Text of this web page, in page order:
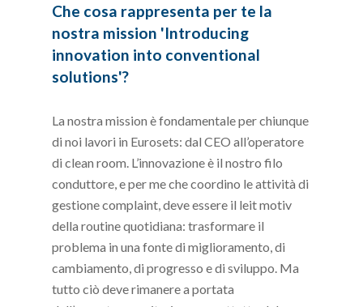
Che cosa rappresenta per te la
nostra mission 'Introducing
innovation into conventional
solutions'?
La nostra mission è fondamentale per chiunque
di noi lavori in Eurosets: dal CEO all’operatore
di clean room. L’innovazione è il nostro filo
conduttore, e per me che coordino le attività di
gestione complaint, deve essere il leit motiv
della routine quotidiana: trasformare il
problema in una fonte di miglioramento, di
cambiamento, di progresso e di sviluppo. Ma
tutto ciò deve rimanere a portata